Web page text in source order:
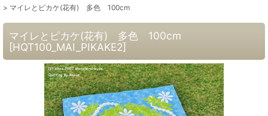
> マイレとピカケ(花有) 多色 100cm
マイレとピカケ(花有) 多色 100cm
[HQT100_MAI_PIKAKE2]